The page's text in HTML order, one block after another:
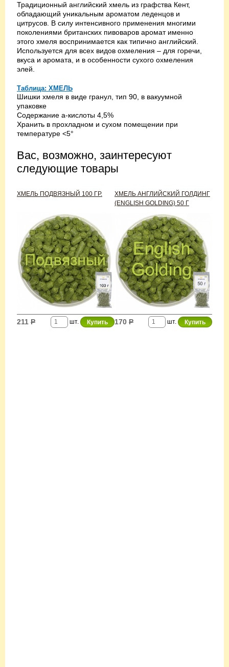
Традиционный английский хмель из графства Кент,
обладающий уникальным ароматом леденцов и
цитрусов. В силу интенсивного применения многими
поколениями британских пивоваров аромат именно
этого хмеля воспринимается как типично английский.
Используется для всех видов охмеления – для горечи,
вкуса и аромата, и в особенности сухого охмеления
элей.
Таблица: ХМЕЛЬ
Шишки хмеля в виде гранул, тип 90, в вакуумной
упаковке
Содержание а-кислоты 4,5%
Хранить в прохладном и сухом помещении при
температуре <5°
Вас, возможно, заинтересуют
следующие товары
ХМЕЛЬ ПОДВЯЗНЫЙ 100 ГР.
шт.
211 Р
ХМЕЛЬ АНГЛИЙСКИЙ ГОЛДИНГ
(ENGLISH GOLDING) 50 Г
шт.
170 Р